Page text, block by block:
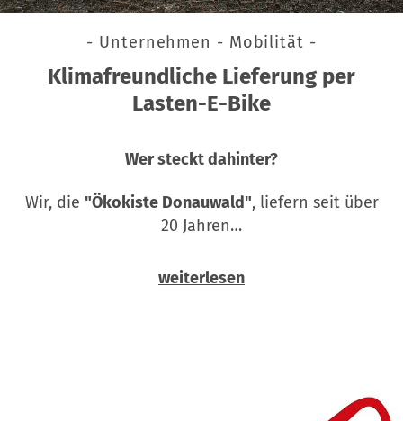
- Unternehmen - Mobilität -
Klimafreundliche Lieferung per
Lasten-E-Bike
Wer steckt dahinter?
Wir, die "Ökokiste Donauwald", liefern seit über
20 Jahren…
weiterlesen